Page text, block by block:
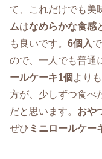
て、これだけでも美
ムはなめらかな食感
も良いです。 6個入
ので、一人でも普通
ールケーキ1個 よりも
方が、少しずつ食べ
だと思います。 おや
ぜひ ミニロールケー